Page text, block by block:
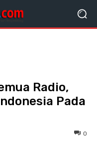
Radio,
Pada
0